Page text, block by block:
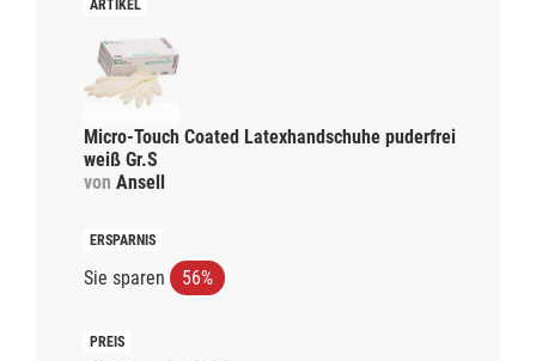
Micro-Touch Coated Latexhandschuhe puderfrei
weiß Gr.S
von Ansell
Sie sparen 56%